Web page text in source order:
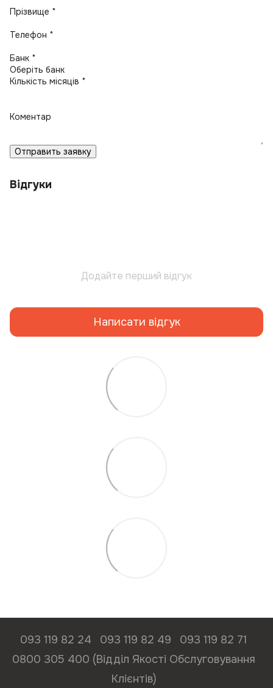
Прізвище *
Телефон *
Банк *
Кількість місяців *
Коментар
Отправить заявку
Відгуки
Додайте перший відгук
Написати відгук
093 119 82 24 093 119 82 49
093 119 82 71
0800 305 400 (Відділ Якості Обслуговування
Клієнтів)